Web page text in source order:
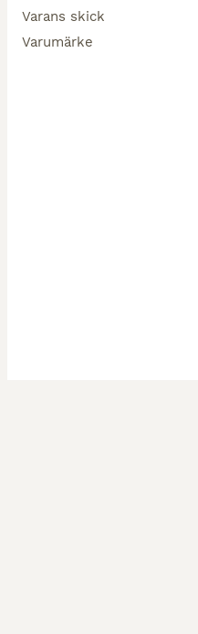
Varans skick
Varumärke